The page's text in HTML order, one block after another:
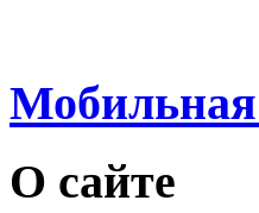
О сайте